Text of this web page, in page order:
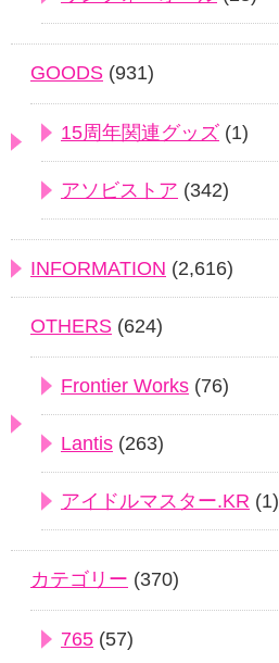
GOODS (931)
15周年関連グッズ (1)
アソビストア (342)
INFORMATION (2,616)
OTHERS (624)
Frontier Works (76)
Lantis (263)
アイドルマスター.KR (1)
カテゴリー (370)
765 (57)